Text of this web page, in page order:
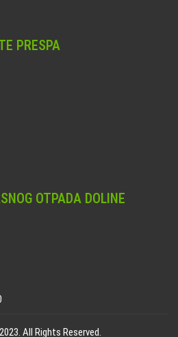
PRESPA
OTPADA DOLINE
All Rights Reserved.